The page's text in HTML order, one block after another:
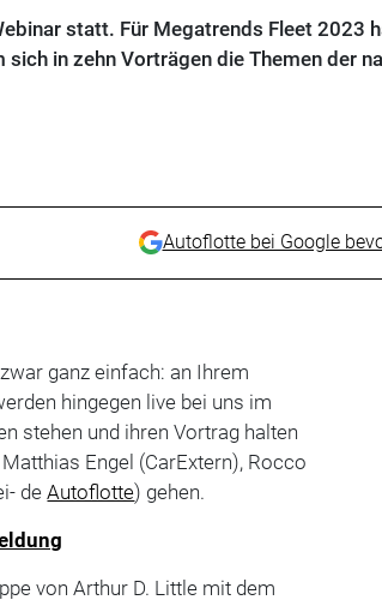
statt. Für Megatrends Fleet 2023
in zehn Vorträgen die Themen der
Autoflotte bei Google
ganz einfach: an Ihrem
hingegen live bei uns im
stehen und ihren Vortrag halten
Engel (CarExtern), Rocco
deAutoflotte) gehen.
von Arthur D. Little mit dem